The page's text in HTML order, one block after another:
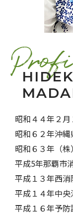
昭和４４年２
昭和６２年沖
昭和６３年（
平成5年那覇市
平成１３年西
平成１４年中
平成１６年予